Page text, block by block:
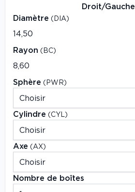
Droit/Gauche
Diamètre (DIA)
Rayon (BC)
Sphère (PWR)
Cylindre (CYL)
Axe (AX)
Nombre de boîtes